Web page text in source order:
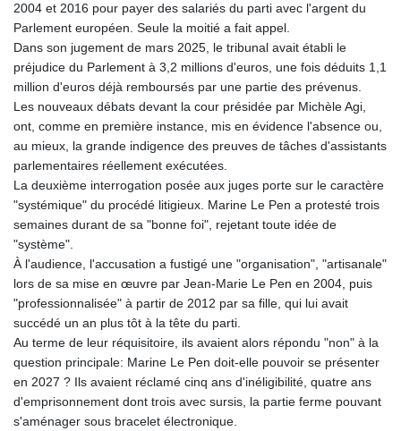
2004 et 2016 pour payer des salariés du parti avec l'argent du
Parlement européen. Seule la moitié a fait appel.
Dans son jugement de mars 2025, le tribunal avait établi le
préjudice du Parlement à 3,2 millions d'euros, une fois déduits 1,1
million d'euros déjà remboursés par une partie des prévenus.
Les nouveaux débats devant la cour présidée par Michèle Agi,
ont, comme en première instance, mis en évidence l'absence ou,
au mieux, la grande indigence des preuves de tâches d'assistants
parlementaires réellement exécutées.
La deuxième interrogation posée aux juges porte sur le caractère
"systémique" du procédé litigieux. Marine Le Pen a protesté trois
semaines durant de sa "bonne foi", rejetant toute idée de
"système".
À l'audience, l'accusation a fustigé une "organisation", "artisanale"
lors de sa mise en œuvre par Jean-Marie Le Pen en 2004, puis
"professionnalisée" à partir de 2012 par sa fille, qui lui avait
succédé un an plus tôt à la tête du parti.
Au terme de leur réquisitoire, ils avaient alors répondu "non" à la
question principale: Marine Le Pen doit-elle pouvoir se présenter
en 2027 ? Ils avaient réclamé cinq ans d'inéligibilité, quatre ans
d'emprisonnement dont trois avec sursis, la partie ferme pouvant
s'aménager sous bracelet électronique.